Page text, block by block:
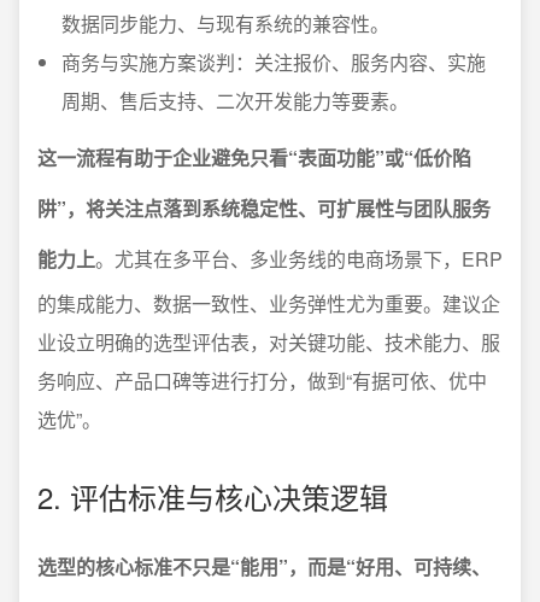
数据同步能力、与现有系统的兼容性。
商务与实施方案谈判：关注报价、服务内容、实施
周期、售后支持、二次开发能力等要素。
这一流程有助于企业避免只看“表面功能”或“低价陷
阱”，将关注点落到系统稳定性、可扩展性与团队服务
能力上。尤其在多平台、多业务线的电商场景下，ERP
的集成能力、数据一致性、业务弹性尤为重要。建议企
业设立明确的选型评估表，对关键功能、技术能力、服
务响应、产品口碑等进行打分，做到“有据可依、优中
选优”。
2. 评估标准与核心决策逻辑
选型的核心标准不只是“能用”，而是“好用、可持续、